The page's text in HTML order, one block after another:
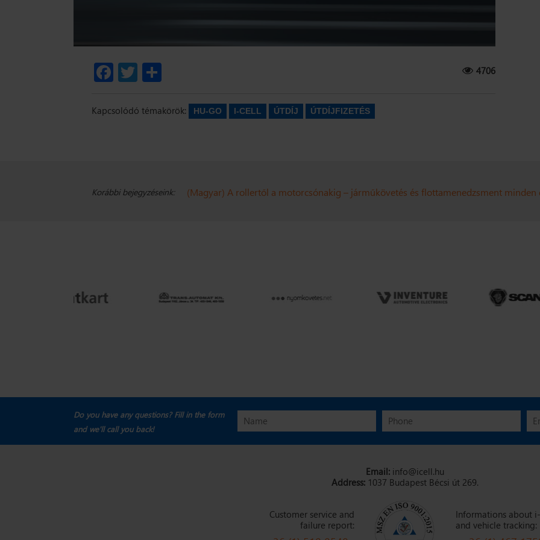
FacebookTwitter 4706
Kapcsolódó témakörök: HU-GO I-CELL ÚTDÍJ ÚTDÍJFIZETÉS
Korábbi bejegyzéseink: (Magyar) A rollertől a motorcsónakig – járműkövetés és flottamenedzsment minden
Do you have any questions? Fill in the form
and we'll call you back!
Email: info@icell.hu
Address: 1037 Budapest Bécsi út 269.
Customer service and
failure report:
Informations about
and vehicle tracking: